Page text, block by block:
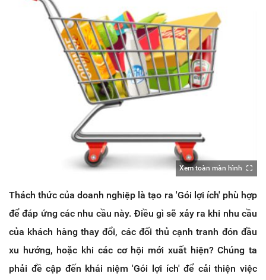
Xem toàn màn hình
Thách thức của doanh nghiệp là tạo ra 'Gói lợi ích' phù hợp
để đáp ứng các nhu cầu này. Điều gì sẽ xảy ra khi nhu cầu
của khách hàng thay đổi, các đối thủ cạnh tranh đón đầu
xu hướng, hoặc khi các cơ hội mới xuất hiện? Chúng ta
phải đề cập đến khái niệm 'Gói lợi ích' để cải thiện việc